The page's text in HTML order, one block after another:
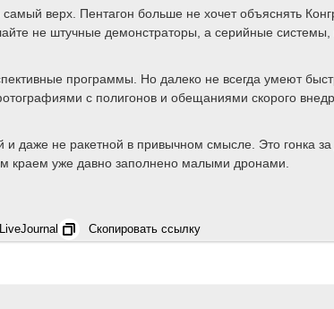
верх. Пентагон больше не хочет объяснять
не штучные демонстраторы, а серийные
программы. Но далеко не всегда умеют
с полигонов и обещаниями скорого
даже не ракетной в привычном смысле. Это гонка
краем уже давно заполнено малыми дронами.
LiveJournal Скопировать ссылку